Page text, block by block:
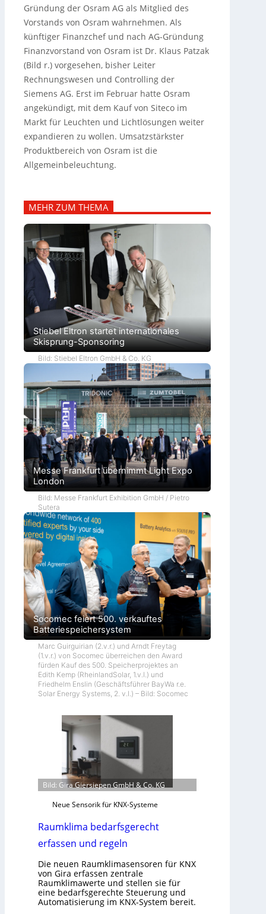
Gründung der Osram AG als Mitglied des
Vorstands von Osram wahrnehmen. Als
künftiger Finanzchef und nach AG-Gründung
Finanzvorstand von Osram ist Dr. Klaus Patzak
(Bild r.) vorgesehen, bisher Leiter
Rechnungswesen und Controlling der
Siemens AG. Erst im Februar hatte Osram
angekündigt, mit dem Kauf von Siteco im
Markt für Leuchten und Lichtlösungen weiter
expandieren zu wollen. Umsatzstärkster
Produktbereich von Osram ist die
Allgemeinbeleuchtung.
MEHR ZUM THEMA
Stiebel Eltron startet internationales
Skisprung-Sponsoring
Bild: Stiebel Eltron GmbH & Co. KG
Messe Frankfurt übernimmt Light Expo
London
Bild: Messe Frankfurt Exhibition GmbH / Pietro
Sutera
Socomec feiert 500. verkauftes
Batteriespeichersystem
Marc Guirguirian (2.v.r.) und Arndt Freytag
(1.v.r.) von Socomec überreichen den Award
fürden Kauf des 500. Speicherprojektes an
Edith Kemp (RheinlandSolar, 1.v.l.) und
Friedhelm Enslin (Geschäftsführer BayWa r.e.
Solar Energy Systems, 2. v.l.) – Bild: Socomec
Bild: Gira Giersiepen GmbH & Co. KG
Neue Sensorik für KNX-Systeme
Raumklima bedarfsgerecht
erfassen und regeln
Die neuen Raumklimasensoren für KNX
von Gira erfassen zentrale
Raumklimawerte und stellen sie für
eine bedarfsgerechte Steuerung und
Automatisierung im KNX-System bereit.